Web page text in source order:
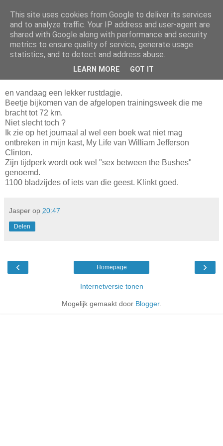
Da_Blog
You don't put a bumpersticker on a Bentley
maandag, juni 21, 2004
en vandaag een lekker rustdagje.
Beetje bijkomen van de afgelopen trainingsweek die me
bracht tot 72 km.
Niet slecht toch ?
Ik zie op het journaal al wel een boek wat niet mag
ontbreken in mijn kast, My Life van William Jefferson
Clinton.
Zijn tijdperk wordt ook wel "sex between the Bushes"
genoemd.
1100 bladzijdes of iets van die geest. Klinkt goed.
Jasper op 20:47
Delen
‹ ›
Homepage
Internetversie tonen
Mogelijk gemaakt door Blogger.
This site uses cookies from Google to deliver its services
and to analyze traffic. Your IP address and user-agent are
shared with Google along with performance and security
metrics to ensure quality of service, generate usage
statistics, and to detect and address abuse.
LEARN MORE GOT IT